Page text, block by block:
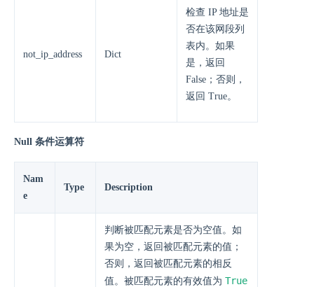
not_ip_address Dict
检查 IP 地址是
否在该网段列
表内。如果
是，返回
False；否则，
返回 True。
Null 条件运算符
Nam
e
Type Description
判断被匹配元素是否为空值。如
果为空，返回被匹配元素的值；
否则，返回被匹配元素的相反
值。被匹配元素的有效值为 True